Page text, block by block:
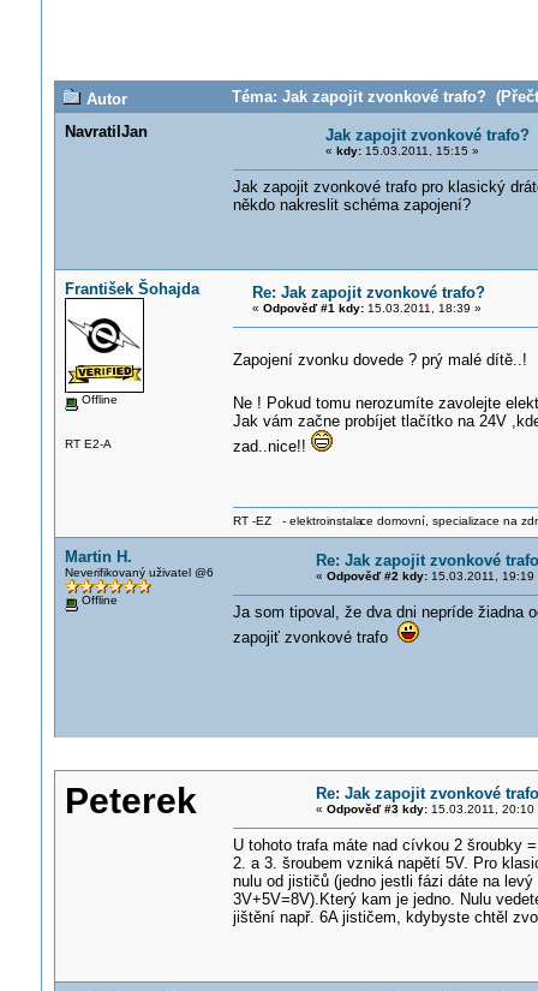
Autor
Téma: Jak zapojit zvonkové trafo?
NavratilJan
Jak zapojit zvonkové trafo?
« kdy:15.03.2011, 15:15 »
Jak zapojit zvonkové trafo pro klasický
někdo nakreslit schéma zapojení?
František Šohajda
Offline
RT E2-A
Re: Jak zapojit zvonkové trafo?
« Odpověď #1 kdy:15.03.2011, 18:39 »
Zapojení zvonku dovede ? prý malé dítě..!
Ne ! Pokud tomu nerozumíte zavolejte
Jak vám začne probíjet tlačítko na 24V
zad..nice!!
RT -EZ - elektroinstalace domovní, specializace na
Martin H.
Neverifikovaný uživatel @6
Offline
Re: Jak zapojit zvonkové
« Odpověď #2 kdy:15.03.2011, 19:19
Ja som tipoval, že dva dni nepríde žiadna
zapojiť zvonkové trafo
Peterek Re: Jak zapojit zvonkové
« Odpověď #3 kdy:15.03.2011, 20:10
U tohoto trafa máte nad cívkou 2 šroubky
2. a 3. šroubem vzniká napětí 5V. Pro
nulu od jističů (jedno jestli fázi dáte na
3V+5V=8V).Který kam je jedno. Nulu
jištění např. 6A jističem, kdybyste chtěl